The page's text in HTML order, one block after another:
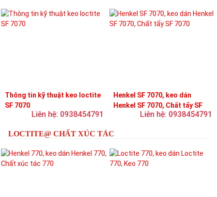
Thông tin kỹ thuật keo loctite
SF 7070
Liên hệ: 0938454791
Henkel SF 7070, keo dán
Henkel SF 7070, Chất tẩy SF
Liên hệ: 0938454791
LOCTITE@ CHẤT XÚC TÁC